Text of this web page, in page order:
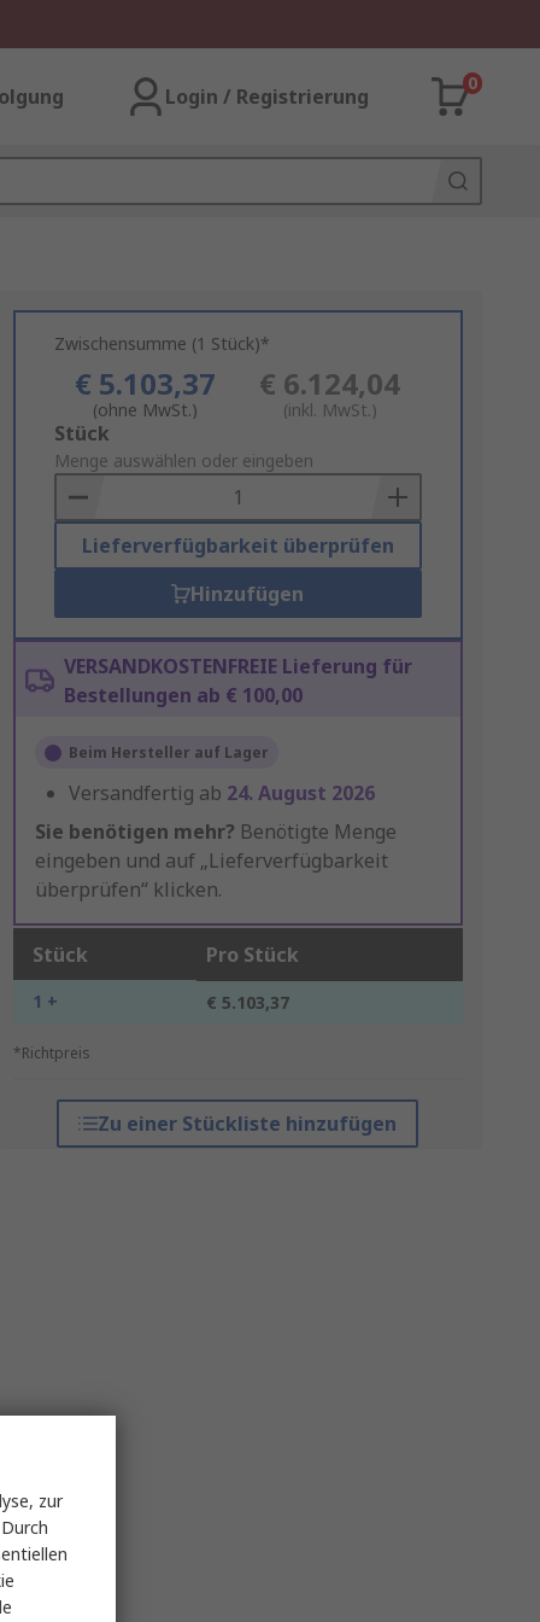
Login / Registrierung
0
Zwischensumme (1 Stück)*
€ 5.103,37
(ohne MwSt.)
€ 6.124,04
(inkl. MwSt.)
Add
to
Basket
Stück
Menge auswählen oder eingeben
Lieferverfügbarkeit überprüfen
Hinzufügen
VERSANDKOSTENFREIE Lieferung für
Bestellungen ab € 100,00
Beim Hersteller auf Lager
Versandfertig ab 24. August 2026
Sie benötigen mehr? Benötigte Menge
eingeben und auf „Lieferverfügbarkeit
überprüfen“ klicken.
Stück Pro Stück
1 + € 5.103,37
*Richtpreis
Zu einer Stückliste hinzufügen
zur